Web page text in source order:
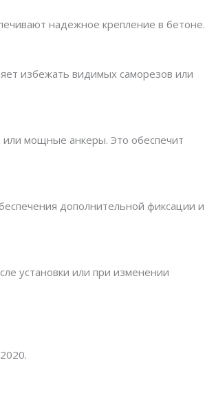
надежное крепление в бетоне.
избежать видимых саморезов или
или мощные анкеры. Это обеспечит
дополнительной фиксации и
установки или при изменении